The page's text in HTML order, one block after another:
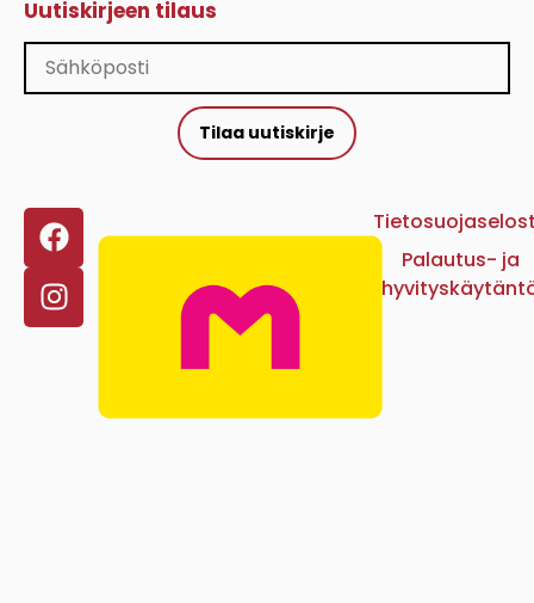
Uutiskirjeen tilaus
Tilaa uutiskirje
Palautus- ja